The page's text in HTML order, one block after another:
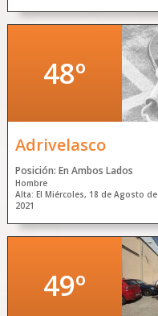
48º
Adrivelasco
Posición: En Ambos Lados
Hombre
Alta: El Miércoles, 18 de Agosto de
2021
49º